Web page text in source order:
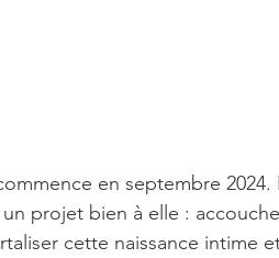
en septembre
un projet bien à elle :
cette naissance intime